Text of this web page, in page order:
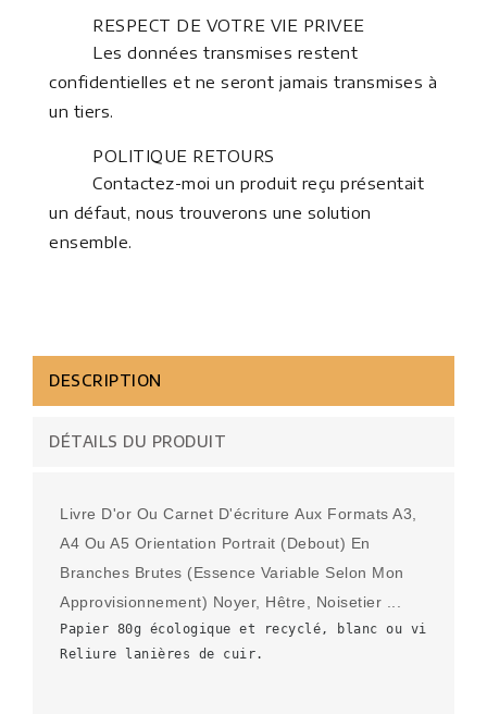
RESPECT DE VOTRE VIE PRIVEE
Les données transmises restent
confidentielles et ne seront jamais transmises à
un tiers.
POLITIQUE RETOURS
Contactez-moi un produit reçu présentait
un défaut, nous trouverons une solution
ensemble.
DESCRIPTION
DÉTAILS DU PRODUIT
Livre D'or Ou Carnet D'écriture Aux Formats A3,
A4 Ou A5 Orientation Portrait (debout) En
Branches Brutes (essence Variable Selon Mon
Approvisionnement) Noyer, Hêtre, Noisetier ...
Papier 80g écologique et recyclé, blanc ou vieilli
Reliure lanières de cuir.